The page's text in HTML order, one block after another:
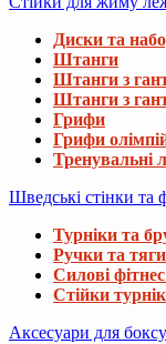
Диски та
Штанги
Штанги з
Штанги з
Грифи
Грифи
Тренувальні
Шведські стінки та
Турніки та
Ручки та
Силові фітнес
Стійки
Аксесуари для боксу